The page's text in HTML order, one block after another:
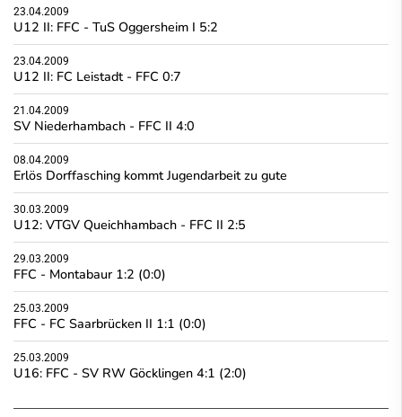
23.04.2009
U12 II: FFC - TuS Oggersheim I 5:2
23.04.2009
U12 II: FC Leistadt - FFC 0:7
21.04.2009
SV Niederhambach - FFC II 4:0
08.04.2009
Erlös Dorffasching kommt Jugendarbeit zu gute
30.03.2009
U12: VTGV Queichhambach - FFC II 2:5
29.03.2009
FFC - Montabaur 1:2 (0:0)
25.03.2009
FFC - FC Saarbrücken II 1:1 (0:0)
25.03.2009
U16: FFC - SV RW Göcklingen 4:1 (2:0)